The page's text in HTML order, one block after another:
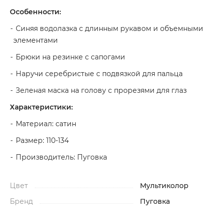
Особенности:
Синяя водолазка с длинным рукавом и объемными
элементами
Брюки на резинке с сапогами
Наручи серебристые с подвязкой для пальца
Зеленая маска на голову с прорезями для глаз
Характеристики:
Материал: сатин
Размер: 110-134
Производитель: Пуговка
Цвет
Мультиколор
Бренд
Пуговка